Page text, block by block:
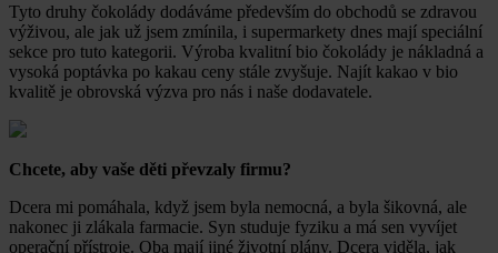
Tyto druhy čokolády dodáváme především do obchodů se zdravou
výživou, ale jak už jsem zmínila, i supermarkety dnes mají speciální
sekce pro tuto kategorii. Výroba kvalitní bio čokolády je nákladná a
vysoká poptávka po kakau ceny stále zvyšuje. Najít kakao v bio
kvalitě je obrovská výzva pro nás i naše dodavatele.
Chcete, aby vaše děti převzaly firmu?
Dcera mi pomáhala, když jsem byla nemocná, a byla šikovná, ale
nakonec ji zlákala farmacie. Syn studuje fyziku a má sen vyvíjet
operační přístroje. Oba mají jiné životní plány. Dcera viděla, jak